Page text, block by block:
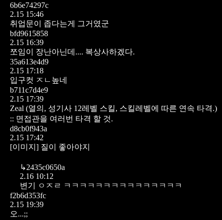
6b6e74297c
2.15 15:46
취업문이 좁다는게 그거였군
bfd9615858
2.15 16:39
쪼임이 장난아닌데.... 복상사하겠다.
35a613e4d9
2.15 17:18
입구컷 ㅈㄴ높네
b711c7d4e9
2.15 17:39
Zeal (열의, 성기사 12레벨 스킬, 스킬레벨에 따른 연속 타격.)
:: 면접관을 여러번 타격 할 것.
d8cb0f943a
2.15 17:42
[이미지] 질이 좋아야지
↳2435c0650a
2.16 10:12
변기 ㅇㅈㄹ ㅋㅋㅋㅋㅋㅋㅋㅋㅋㅋㅋㅋㅋㅋㅋ
f2b6d353fc
2.15 19:39
오...;;